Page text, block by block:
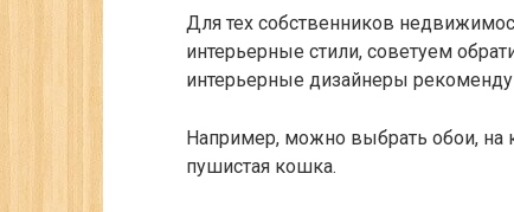
Для тех собственников
интерьерные стили, советуем
интерьерные дизайнеры
Например, можно выбрать обои, на
пушистая кошка.